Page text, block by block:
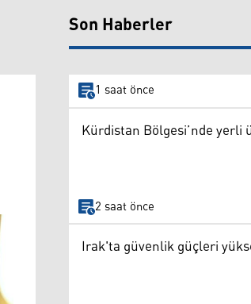
Son Haberler
1 saat önce
Kürdistan Bölgesi’nde yerli
2 saat önce
Irak'ta güvenlik güçleri